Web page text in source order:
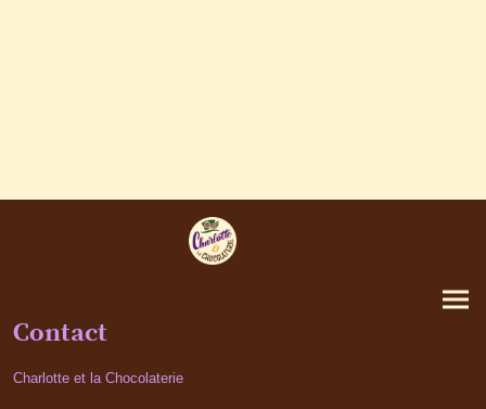
Contact
Charlotte et la Chocolaterie